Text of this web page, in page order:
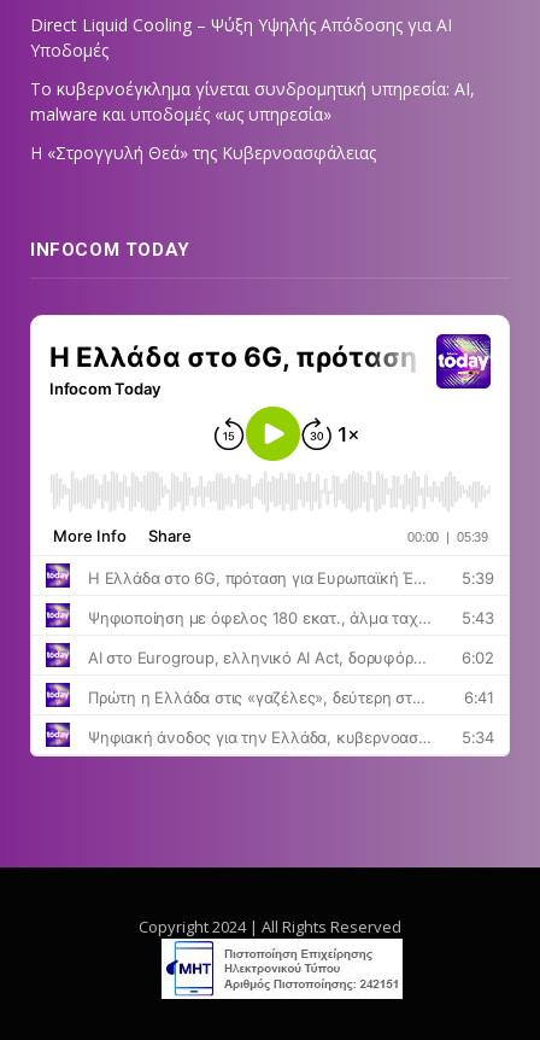
Direct Liquid Cooling – Ψύξη Υψηλής Απόδοσης για AI
Υποδομές
Το κυβερνοέγκλημα γίνεται συνδρομητική υπηρεσία: AI,
malware και υποδομές «ως υπηρεσία»
Η «Στρογγυλή Θεά» της Κυβερνοασφάλειας
INFOCOM TODAY
Copyright 2024 | All Rights Reserved